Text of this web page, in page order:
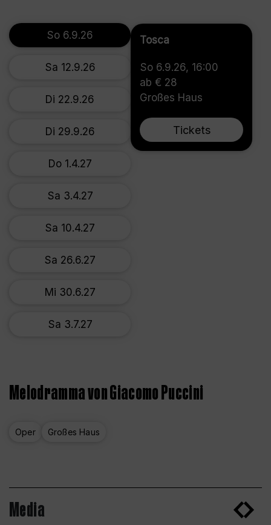
So 6.9.26
Sa 12.9.26
Di 22.9.26
Di 29.9.26
Do 1.4.27
Sa 3.4.27
Sa 10.4.27
Sa 26.6.27
Mi 30.6.27
Sa 3.7.27
Tosca
So 6.9.26, 16:00
ab € 28
Großes Haus
Tickets
Melodramma von Giacomo Puccini
Oper Großes Haus
Media